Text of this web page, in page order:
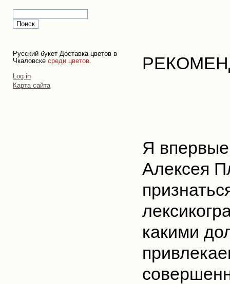
Русский букет Доставка цветов в
Чкаловскесреди цветов.
Personal
tools
Log in
Карта сайта
Я
Алексея
какими